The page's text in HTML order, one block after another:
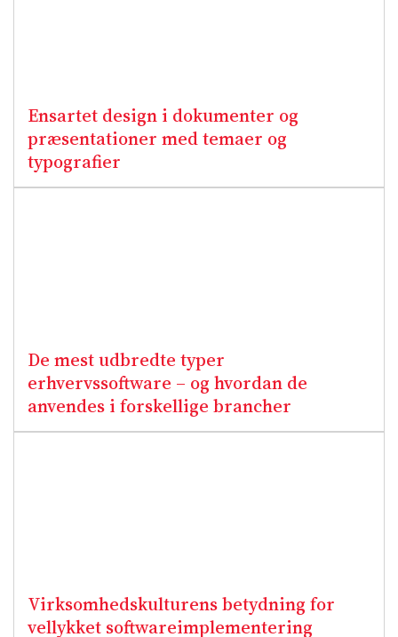
Ensartet design i dokumenter og
præsentationer med temaer og
typografier
De mest udbredte typer
erhvervssoftware – og hvordan de
anvendes i forskellige brancher
Virksomhedskulturens betydning for
vellykket softwareimplementering